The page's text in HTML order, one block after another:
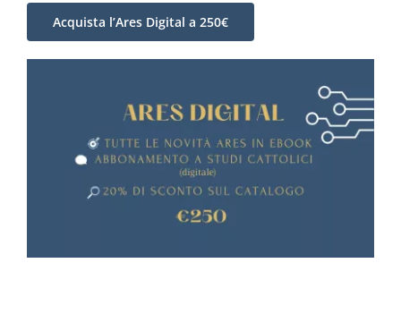
Acquista l’Ares Digital a 250€